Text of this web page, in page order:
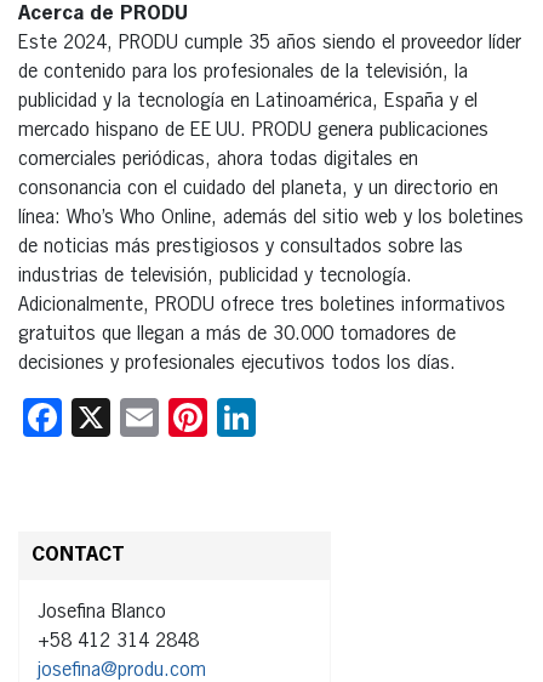
Acerca de PRODU
Este 2024, PRODU cumple 35 años siendo el proveedor líder
de contenido para los profesionales de la televisión, la
publicidad y la tecnología en Latinoamérica, España y el
mercado hispano de EE UU. PRODU genera publicaciones
comerciales periódicas, ahora todas digitales en
consonancia con el cuidado del planeta, y un directorio en
línea: Who’s Who Online, además del sitio web y los boletines
de noticias más prestigiosos y consultados sobre las
industrias de televisión, publicidad y tecnología.
Adicionalmente, PRODU ofrece tres boletines informativos
gratuitos que llegan a más de 30.000 tomadores de
decisiones y profesionales ejecutivos todos los días.
Facebook
X EmailPinterest
CONTACT
Josefina Blanco
+58 412 314 2848
josefina@produ.com